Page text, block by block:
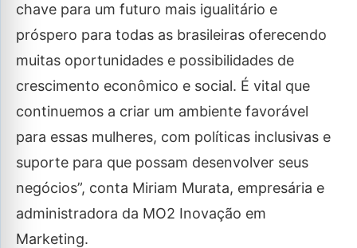
chave para um futuro mais igualitário e
próspero para todas as brasileiras oferecendo
muitas oportunidades e possibilidades de
crescimento econômico e social. É vital que
continuemos a criar um ambiente favorável
para essas mulheres, com políticas inclusivas e
suporte para que possam desenvolver seus
negócios”, conta Miriam Murata, empresária e
administradora da MO2 Inovação em
Marketing.